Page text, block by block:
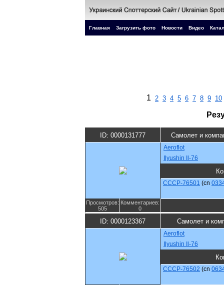
Главная Загрузить фото Новости Видео
1 2 3 4 5 6 7 8 9 10
ID: 0000131777 Самолет и
Aeroflot
Ilyushin Il-76
CCCP-76501 (cn
Просмотров:
505
Комментариев:
0
ID: 0000123367 Самолет и
Aeroflot
Ilyushin Il-76
CCCP-76502 (cn